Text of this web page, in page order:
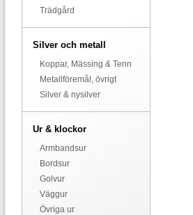
Trädgård
Silver och metall
Koppar, Mässing & Tenn
Metallföremål, övrigt
Silver & nysilver
Ur & klockor
Armbandsur
Bordsur
Golvur
Väggur
Övriga ur